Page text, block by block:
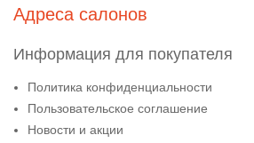
Адреса салонов
Информация для покупателя
Политика конфиденциальности
Пользовательское соглашение
Новости и акции